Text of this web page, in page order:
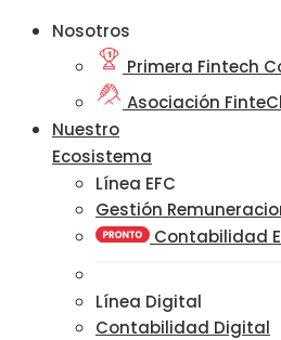
Nosotros
Primera Fintech
Asociación
Nuestro
Ecosistema
Línea EFC
Gestión
Contabilidad
Línea Digital
Contabilidad Digital